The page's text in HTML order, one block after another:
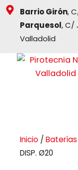
contenido
Barrio Girón,
Parquesol, C/
Valladolid
Inicio / Baterías
DISP. Ø20